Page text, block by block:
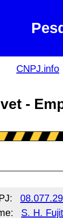
CNPJ.info
-
S. H.